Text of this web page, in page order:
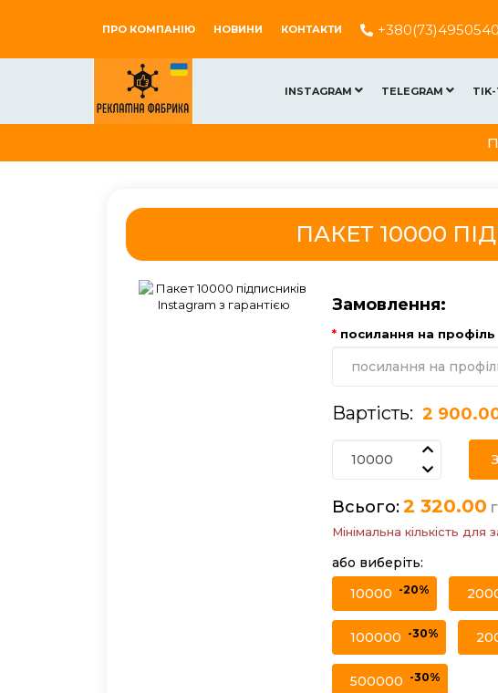
ПРО КОМПАНІЮ НОВИНИ КОНТАКТИ +380(73)4950540
INSTAGRAM TELEGRAM
ПАКЕТ 10000
Замовлення:
посилання на профіль
Вартість: 2
Всього:2 320.00
Мінімальна кількість
або виберіть:
10000 -20%
100000 -30%
500000 -30%